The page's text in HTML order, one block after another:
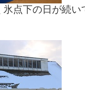
点下の日が続